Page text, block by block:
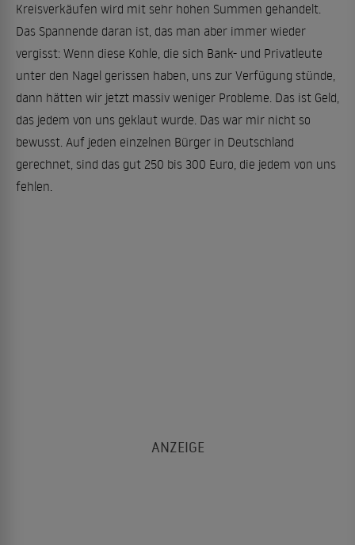
Kreisverkäufen wird mit sehr hohen Summen gehandelt.
Das Spannende daran ist, das man aber immer wieder
vergisst: Wenn diese Kohle, die sich Bank- und Privatleute
unter den Nagel gerissen haben, uns zur Verfügung stünde,
dann hätten wir jetzt massiv weniger Probleme. Das ist Geld,
das jedem von uns geklaut wurde. Das war mir nicht so
bewusst. Auf jeden einzelnen Bürger in Deutschland
gerechnet, sind das gut 250 bis 300 Euro, die jedem von uns
fehlen.